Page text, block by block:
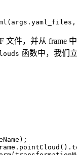
( args . yaml_files ,
件，并从 frame
函数中，我们
);
. pointCloud ().